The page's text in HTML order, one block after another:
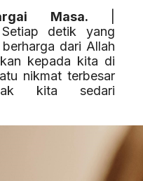
Masa.
detik yang
dari Allah
kepada kita di
nikmat terbesar
kita sedari